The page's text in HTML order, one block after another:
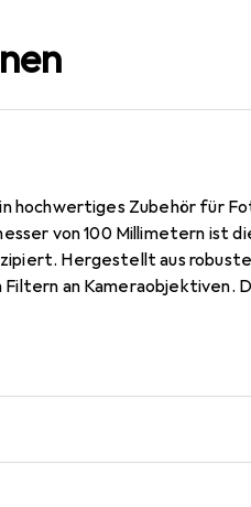
hochwertiges Zubehör für
von 100 Millimetern ist
Hergestellt aus
an Kameraobjektiven.
Filterhalter leicht und
und gleichzeitig die Qualität